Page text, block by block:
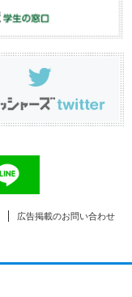
広告掲載のお問い合わせ